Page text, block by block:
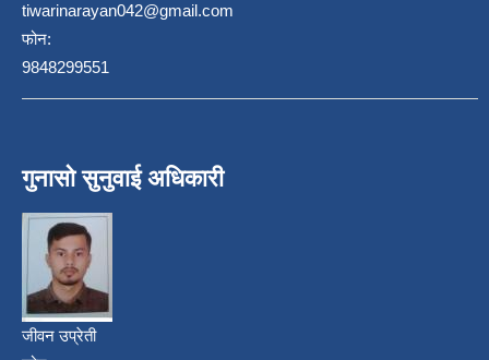
tiwarinarayan042@gmail.com
फोन:
9848299551
गुनासो सुनुवाई अधिकारी
जीवन उप्रेती